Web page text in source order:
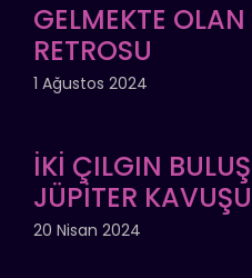
GELMEKTE
RETROSU
1 Ağustos 2024
İKİ ÇILGIN
JÜPİTER
20 Nisan 2024